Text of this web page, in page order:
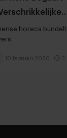
horeca bundelt
10 februari 2026 3